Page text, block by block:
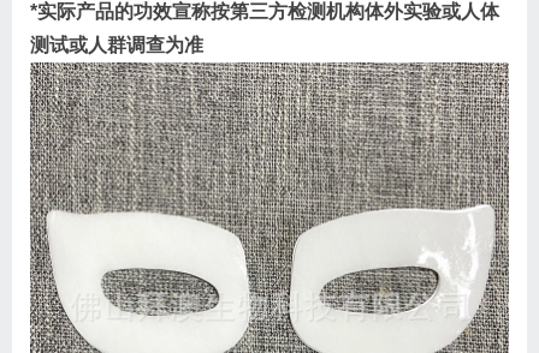
*实际产品的功效宣称按第三方检测机构体外实验或人体
测试或人群调查为准